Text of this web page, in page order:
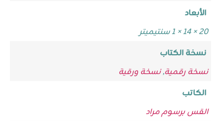
الأبعاد
20 × 14 × 1 سنتيميتر
نسخة الكتاب
نسخة رقمية,نسخة ورقية
الكاتب
القس برسوم مراد